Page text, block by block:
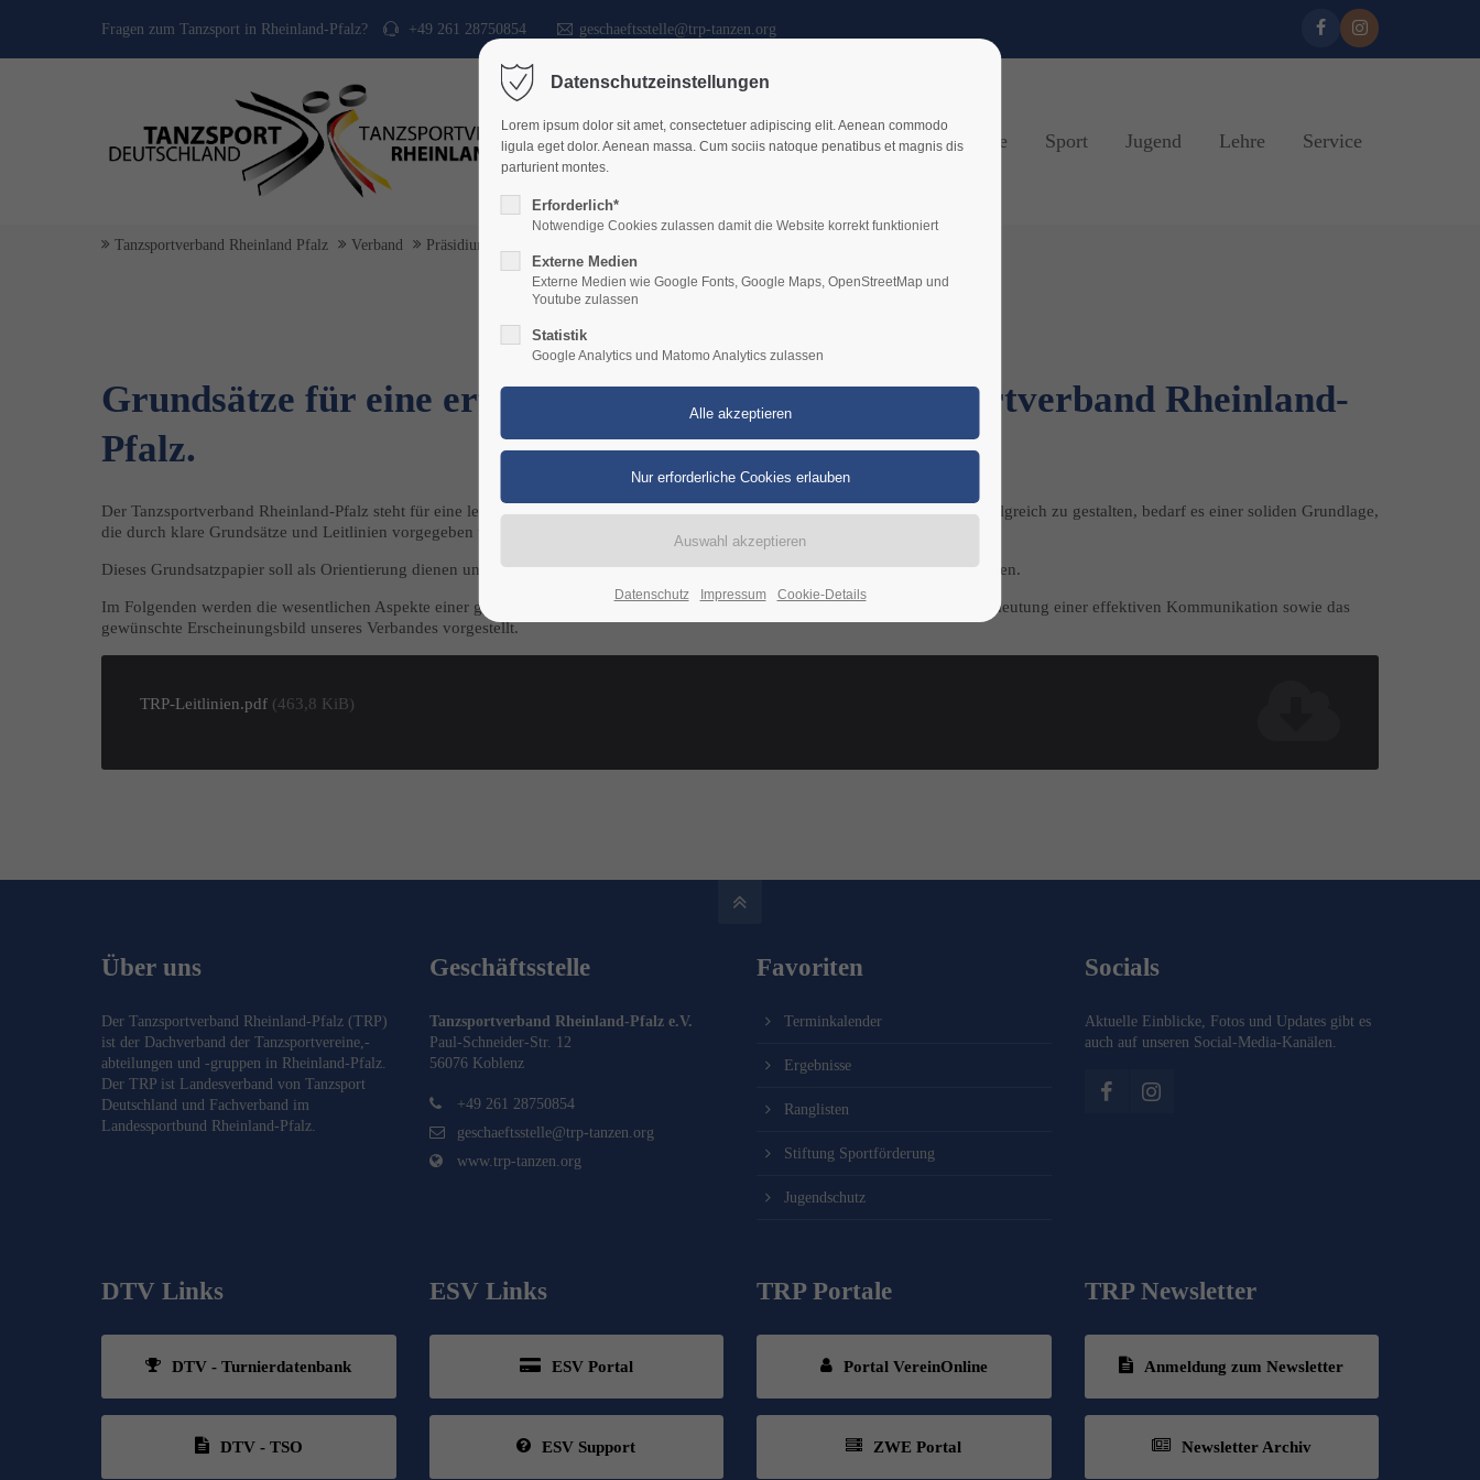
Fragen zum Tanzsport in Rheinland-Pfalz? +49 261 28750854 geschaeftsstelle@trp-tanzen.org
Start Verband Vereine Sport Jugend Lehre Service
Tanzsportverband Rheinland Pfalz Verband Präsidium
Grundsätze für eine erfolgreiche Zukunft im Tanzsportverband Rheinland-
Pfalz.
Der Tanzsportverband Rheinland-Pfalz steht für eine lebendige und vielfältige Tanzsportlandschaft. Um diese auch in Zukunft erfolgreich zu gestalten, bedarf es einer soliden Grundlage,
die durch klare Grundsätze und Leitlinien vorgegeben wird.
Dieses Grundsatzpapier soll als Orientierung dienen und die Basis für eine vertrauensvolle Zusammenarbeit aller Beteiligten schaffen.
Im Folgenden werden die wesentlichen Aspekte einer guten Verbandsführung, die Leitgedanken, die unsere Arbeit prägen, die Bedeutung einer effektiven Kommunikation sowie das
gewünschte Erscheinungsbild unseres Verbandes vorgestellt.
TRP-Leitlinien.pdf (463,8 KiB)
Über uns
Der Tanzsportverband Rheinland-Pfalz (TRP)
ist der Dachverband der Tanzsportvereine,-
abteilungen und -gruppen in Rheinland-Pfalz.
Der TRP ist Landesverband von Tanzsport
Deutschland und Fachverband im
Landessportbund Rheinland-Pfalz.
Geschäftsstelle
Tanzsportverband Rheinland-Pfalz e.V.
Paul-Schneider-Str. 12
56076 Koblenz
+49 261 28750854
geschaeftsstelle@trp-tanzen.org
www.trp-tanzen.org
Favoriten
Terminkalender
Ergebnisse
Ranglisten
Stiftung Sportförderung
Jugendschutz
Socials
Aktuelle Einblicke, Fotos und Updates gibt es
auch auf unseren Social-Media-Kanälen.
DTV Links
DTV - Turnierdatenbank
DTV - TSO
ESV Links
ESV Portal
ESV Support
TRP Portale
Portal VereinOnline
ZWE Portal
TRP Newsletter
Anmeldung zum Newsletter
Newsletter Archiv
Datenschutzeinstellungen
Lorem ipsum dolor sit amet, consectetuer adipiscing elit. Aenean commodo
ligula eget dolor. Aenean massa. Cum sociis natoque penatibus et magnis dis
parturient montes.
Erforderlich*
Notwendige Cookies zulassen damit die Website korrekt funktioniert
Externe Medien
Externe Medien wie Google Fonts, Google Maps, OpenStreetMap und
Youtube zulassen
Statistik
Google Analytics und Matomo Analytics zulassen
Datenschutz Impressum Cookie-Details